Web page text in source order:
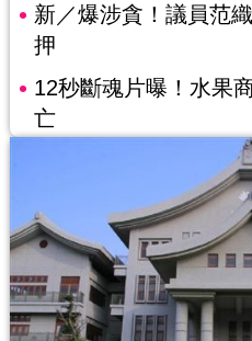
新／爆涉貪！議員范
押
12秒斷魂片曝！水果
亡